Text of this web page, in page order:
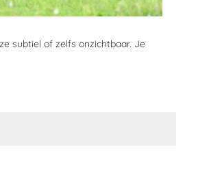
subtiel of zelfs onzichtbaar. Je